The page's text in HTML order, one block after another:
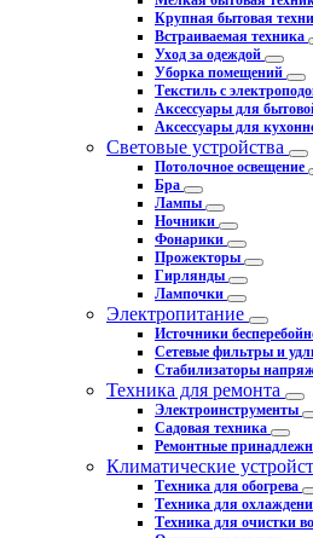
Крупная бытовая
Встраиваемая техника
Уход за одеждой
Уборка помещений
Текстиль с
Аксессуары для
Аксессуары для
Световые устройства
Потолочное освещение
Бра
Лампы
Ночники
Фонарики
Прожекторы
Гирлянды
Лампочки
Электропитание
Источники
Сетевые фильтры и
Стабилизаторы
Техника для ремонта
Электроинструменты
Садовая техника
Ремонтные
Климатические
Техника для обогрева
Техника для
Техника для очистки